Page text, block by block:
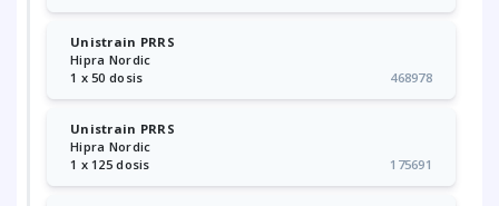
Unistrain PRRS
Hipra Nordic
1 x 50 dosis
468978
Unistrain PRRS
Hipra Nordic
1 x 125 dosis
175691